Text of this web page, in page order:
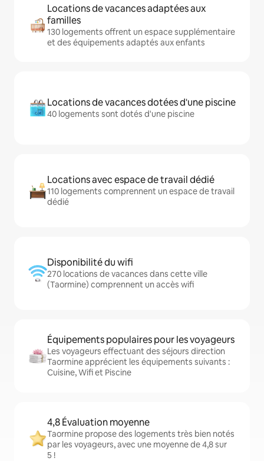
Locations de vacances adaptées aux
familles
130 logements offrent un espace supplémentaire
et des équipements adaptés aux enfants
Locations de vacances dotées d'une piscine
40 logements sont dotés d'une piscine
Locations avec espace de travail dédié
110 logements comprennent un espace de travail
dédié
Disponibilité du wifi
270 locations de vacances dans cette ville
(Taormine) comprennent un accès wifi
Équipements populaires pour les voyageurs
Les voyageurs effectuant des séjours direction
Taormine apprécient les équipements suivants :
Cuisine, Wifi et Piscine
4,8 Évaluation moyenne
Taormine propose des logements très bien notés
par les voyageurs, avec une moyenne de 4,8 sur
5 !